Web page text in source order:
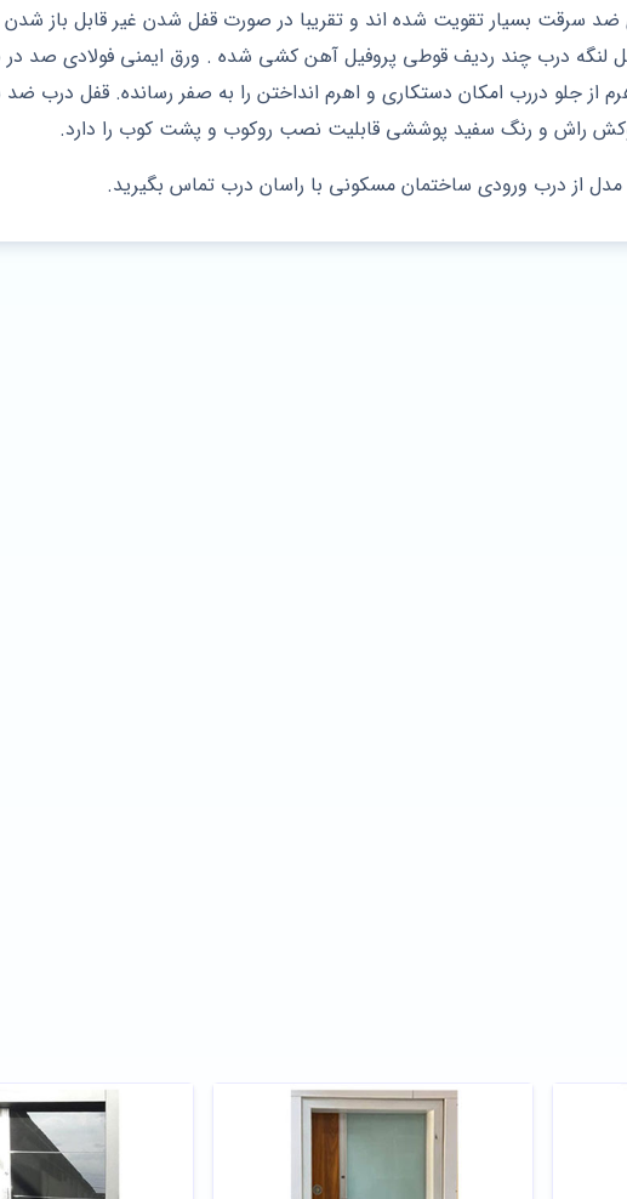
سرقت بسیار تقویت شده اند و تقریبا در صورت قفل شدن غیر قابل باز شدن
درب ضد سرقت مدل ونوس سفید رنگ 210.110 کفی 18 که داخل لنگه درب چند ردیف قوطی پروفیل آهن کشی شده . ورق ایمنی
راش و رنگ سفید پوششی قابلیت نصب روکوب و پشت کوب را دارد.
از درب ورودی ساختمان مسکونی با راسان درب تماس بگیرید.